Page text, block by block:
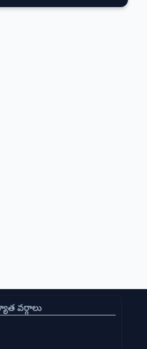
వర్గాలు